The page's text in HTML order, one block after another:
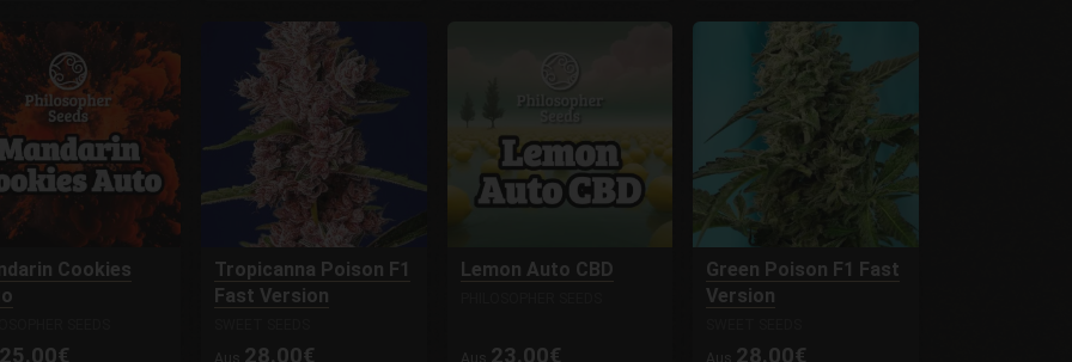
Cookies
25.00€
Tropicanna Poison F1
Fast Version
Aus 28.00€
Lemon Auto CBD
Aus 23.00€
Green Poison F1 Fast
Version
Aus 28.00€